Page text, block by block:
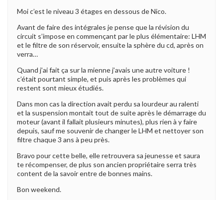
Moi c’est le niveau 3 étages en dessous de Nico.
Avant de faire des intégrales je pense que la révision du
circuit s’impose en commençant par le plus élémentaire: LHM
et le filtre de son réservoir, ensuite la sphère du cd, après on
verra…
Quand j’ai fait ça sur la mienne j’avais une autre voiture !
c’était pourtant simple, et puis après les problèmes qui
restent sont mieux étudiés.
Dans mon cas la direction avait perdu sa lourdeur au ralenti
et la suspension montait tout de suite après le démarrage du
moteur (avant il fallait plusieurs minutes), plus rien à y faire
depuis, sauf me souvenir de changer le LHM et nettoyer son
filtre chaque 3 ans à peu près.
Bravo pour cette belle, elle retrouvera sa jeunesse et saura
te récompenser, de plus son ancien propriétaire serra très
content de la savoir entre de bonnes mains.
Bon weekend.